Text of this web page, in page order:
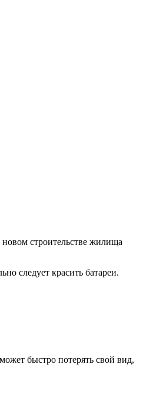
строительстве жилища
следует красить батареи.
быстро потерять свой вид,